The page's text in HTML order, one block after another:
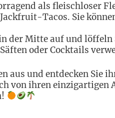
als fleischloser
Tacos. Sie
der Mitte auf und
oder Cocktails
aus und entdecken Sie
von ihren einzigartigen